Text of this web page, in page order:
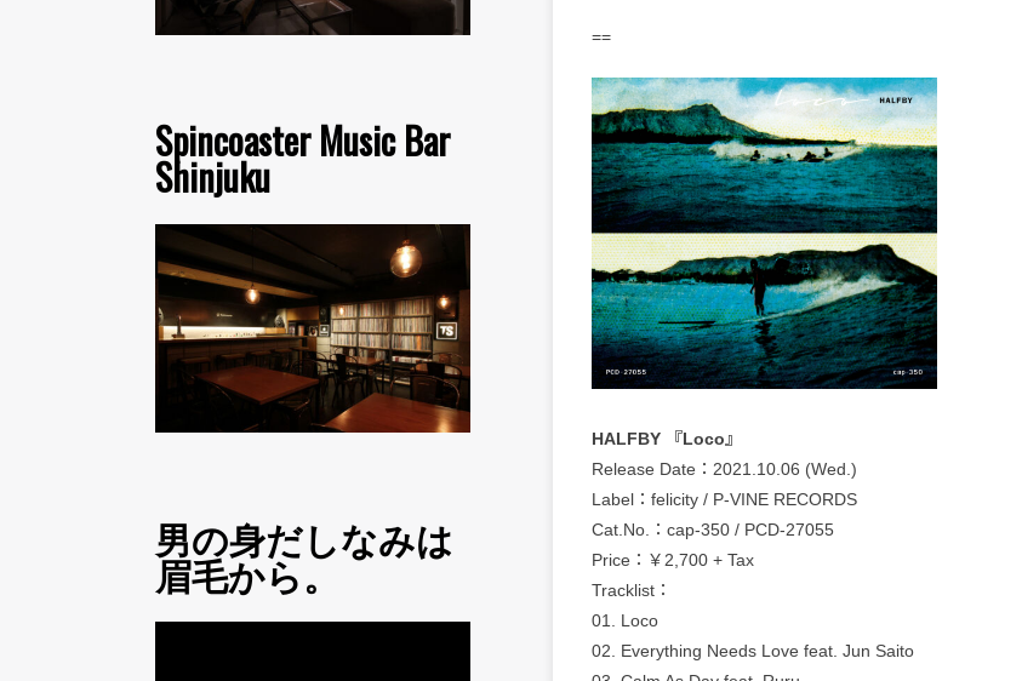
Spincoaster Music Bar
Shinjuku
男の身だしなみは
眉毛から。
==
HALFBY 『Loco』
Release Date：2021.10.06 (Wed.)
Label：felicity / P-VINE RECORDS
Cat.No.：cap-350 / PCD-27055
Price：￥2,700 + Tax
Tracklist：
01. Loco
02. Everything Needs Love feat. Jun Saito